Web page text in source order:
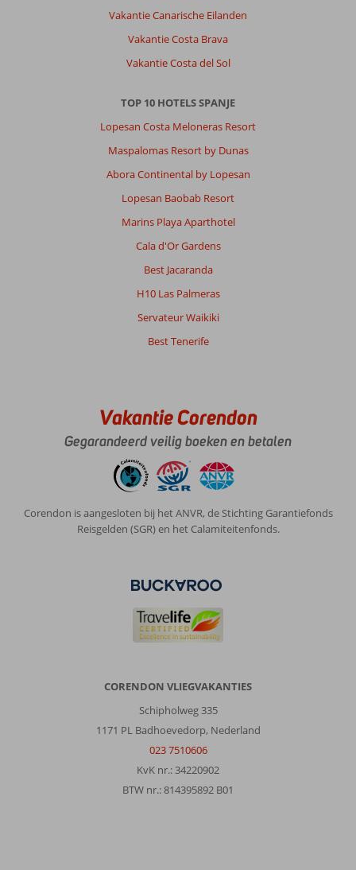
Vakantie Canarische Eilanden
Vakantie Costa Brava
Vakantie Costa del Sol
TOP 10 HOTELS SPANJE
Lopesan Costa Meloneras Resort
Maspalomas Resort by Dunas
Abora Continental by Lopesan
Lopesan Baobab Resort
Marins Playa Aparthotel
Cala d'Or Gardens
Best Jacaranda
H10 Las Palmeras
Servateur Waikiki
Best Tenerife
Vakantie Corendon
Gegarandeerd veilig boeken en betalen
Corendon is aangesloten bij het ANVR, de Stichting Garantiefonds
Reisgelden (SGR) en het Calamiteitenfonds.
CORENDON VLIEGVAKANTIES
Schipholweg 335
1171 PL Badhoevedorp, Nederland
023 7510606
KvK nr.: 34220902
BTW nr.: 814395892 B01